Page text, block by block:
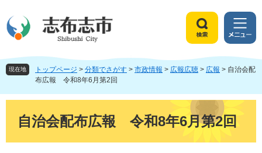
ジ
頭
ュ
飛
へ
索
メ
ニ
ュ
ー
現在地 トップページ > 分類でさがす > 市政情報 > 広報広聴 > 広報 > 自治会配
布広報 令和8年6月第2回
自治会配布広報 令和8年6月第2回